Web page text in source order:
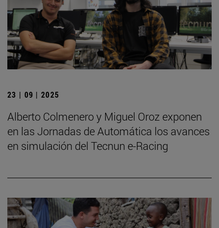
23 | 09 | 2025
Alberto Colmenero y Miguel Oroz exponen
en las Jornadas de Automática los avances
en simulación del Tecnun e-Racing